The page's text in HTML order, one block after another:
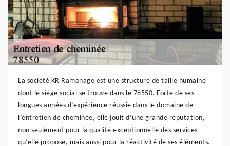
La société KR Ramonage est une structure de taille humaine
dont le siège social se trouve dans le 78550. Forte de ses
longues années d’expérience réussie dans le domaine de
l’entretien de cheminée, elle jouit d’une grande réputation,
non seulement pour la qualité exceptionnelle des services
qu’elle propose, mais aussi pour la réactivité de ses éléments.